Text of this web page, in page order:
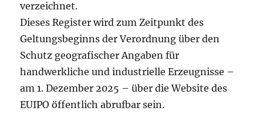
verzeichnet.
Dieses Register wird zum Zeitpunkt des
Geltungsbeginns der Verordnung über den
Schutz geografischer Angaben für
handwerkliche und industrielle Erzeugnisse –
am 1. Dezember 2025 – über die Website des
EUIPO öffentlich abrufbar sein.